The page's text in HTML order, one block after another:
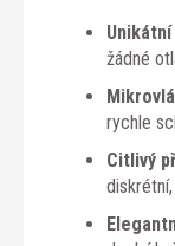
žádné
rychle
Citlivý
diskrétní,